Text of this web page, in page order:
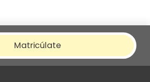
Matricúlate